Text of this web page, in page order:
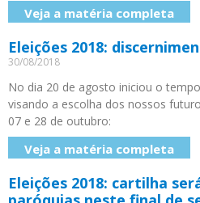
Veja a matéria completa
Eleições 2018:
30/08/2018
No dia 20 de agosto iniciou o
visando a escolha dos nossos
07 e 28 de outubro:
Veja a matéria completa
Eleições 2018: cartilha